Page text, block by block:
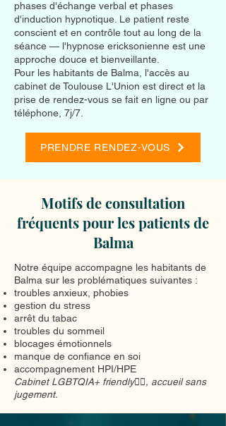
phases d'échange verbal et phases
d'induction hypnotique. Le patient reste
conscient et en contrôle tout au long de la
séance — l'hypnose ericksonienne est une
approche douce et bienveillante.
Pour les habitants de Balma, l'accès au
cabinet de Toulouse L'Union est direct et la
prise de rendez-vous se fait en ligne ou par
téléphone, 7j/7.
PRENDRE RENDEZ-VOUS
Motifs de consultation
fréquents pour les patients de
Balma
Notre équipe accompagne les habitants de
Balma sur les problématiques suivantes :
troubles anxieux, phobies
gestion du stress
arrêt du tabac
troubles du sommeil
blocages émotionnels
manque de confiance en soi
accompagnement HPI/HPE
Cabinet LGBTQIA+ friendly🏳️‍🌈, accueil sans
jugement.